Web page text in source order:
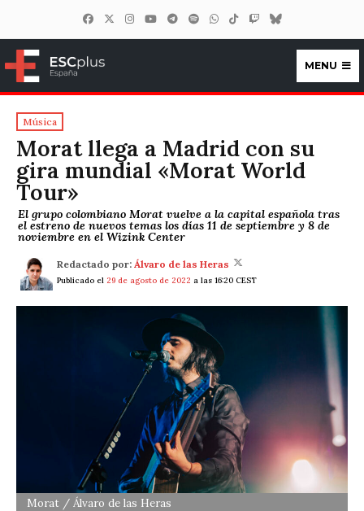
ESCplus España
MENU
Música
Morat llega a Madrid con su
gira mundial «Morat World
Tour»
El grupo colombiano Morat vuelve a la capital española tras
el estreno de nuevos temas los días 11 de septiembre y 8 de
noviembre en el Wizink Center
Redactado por: Álvaro de las Heras
Publicado el 29 de agosto de 2022 a las 16:20 CEST
Morat / Álvaro de las Heras